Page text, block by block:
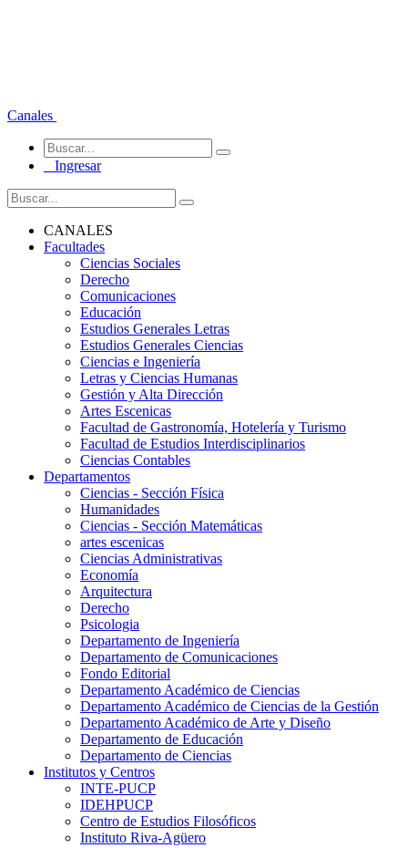
Canales
Ingresar
CANALES
Facultades
Ciencias Sociales
Derecho
Comunicaciones
Educación
Estudios Generales Letras
Estudios Generales Ciencias
Ciencias e Ingeniería
Letras y Ciencias Humanas
Gestión y Alta Dirección
Artes Escenicas
Facultad de Gastronomía, Hotelería y Turismo
Facultad de Estudios Interdisciplinarios
Ciencias Contables
Departamentos
Ciencias - Sección Física
Humanidades
Ciencias - Sección Matemáticas
artes escenicas
Ciencias Administrativas
Economía
Arquitectura
Derecho
Psicologia
Departamento de Ingeniería
Departamento de Comunicaciones
Fondo Editorial
Departamento Académico de Ciencias
Departamento Académico de Ciencias de la Gestión
Departamento Académico de Arte y Diseño
Departamento de Educación
Departamento de Ciencias
Institutos y Centros
INTE-PUCP
IDEHPUCP
Centro de Estudios Filosóficos
Instituto Riva-Agüero